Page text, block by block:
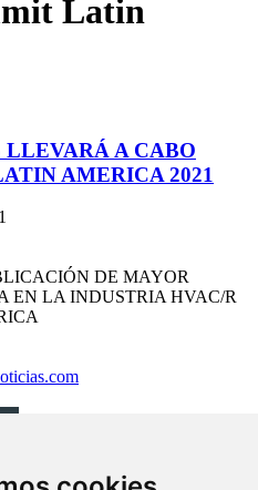
Latin
LLEVARÁ A CABO
AMERICA 2021
DE MAYOR
EN LA INDUSTRIA HVAC/R